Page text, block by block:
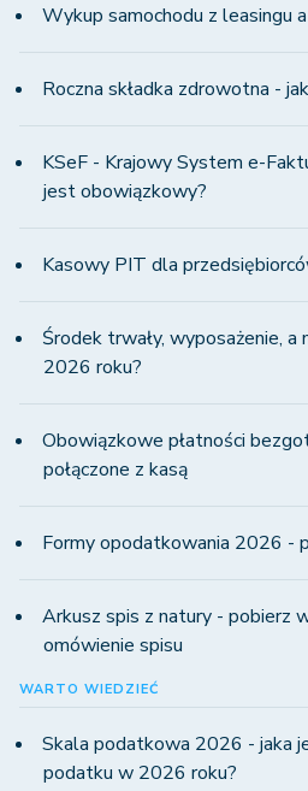
Wykup samochodu z leasingu
Roczna składka zdrowotna -
KSeF - Krajowy System e-
jest obowiązkowy?
Kasowy PIT dla
Środek trwały, wyposażenie,
2026 roku?
Obowiązkowe płatności
połączone z kasą
Formy opodatkowania 2026 -
Arkusz spis z natury - pobierz
omówienie spisu
WARTO WIEDZIEĆ
Skala podatkowa 2026 - jaka
podatku w 2026 roku?